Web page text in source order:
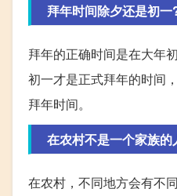
拜年时间除夕还是初一
拜年的正确时间是在大年
初一才是正式拜年的时间
拜年时间。
在农村不是一个家族
在农村，不同地方会有不